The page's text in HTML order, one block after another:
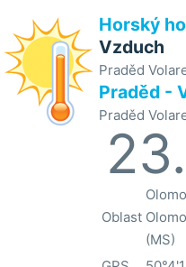
Horský
Vzduch
Praděd
Praděd -
Praděd
Oblast
(MS)